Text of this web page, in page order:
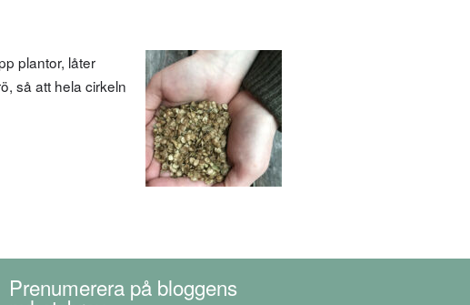
plantor, låter
så att hela cirkeln
Prenumerera på bloggens